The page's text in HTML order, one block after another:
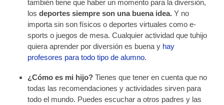
también tiene que haber un momento para la diversión,
losdeportes siempre son una buena idea. Y no
importa sin son físicos o deportes virtuales como e-
sports o juegos de mesa. Cualquier actividad que tuhijo
quiera aprender por diversión es buena y hay
profesores para todo tipo de alumno.
¿Cómo es mi hijo? Tienes que tener en cuenta que no
todas las recomendaciones y actividades sirven para
todo el mundo. Puedes escuchar a otros padres y las